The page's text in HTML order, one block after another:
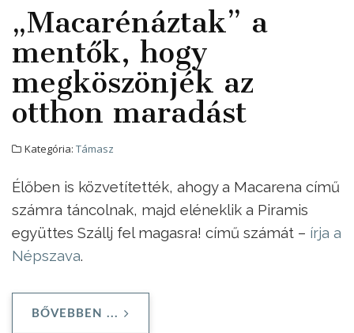
„Macarénáztak” a
mentők, hogy
megköszönjék az
otthon maradást
Kategória: Támasz
Élőben is közvetítették, ahogy a Macarena című
számra táncolnak, majd eléneklik a Piramis
együttes Szállj fel magasra! című számát – írja a
Népszava.
BŐVEBBEN ...